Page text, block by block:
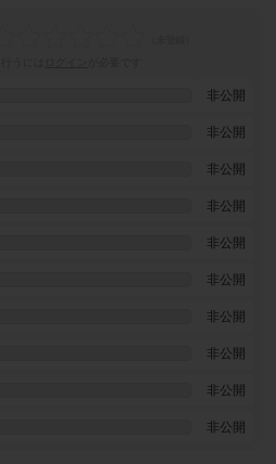
非公開
非公開
非公開
非公開
非公開
非公開
非公開
非公開
非公開
非公開